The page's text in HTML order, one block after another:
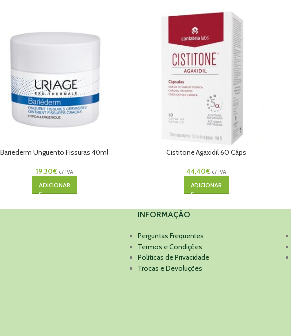
Bariederm Unguento Fissuras 40ml
19,30€ c/ IVA
ADICIONAR
Cistitone Agaxidil 60 Cáps
44,40€ c/ IVA
ADICIONAR
INFORMAÇÃO
Perguntas Frequentes
Termos e Condições
Políticas de Privacidade
Trocas e Devoluções